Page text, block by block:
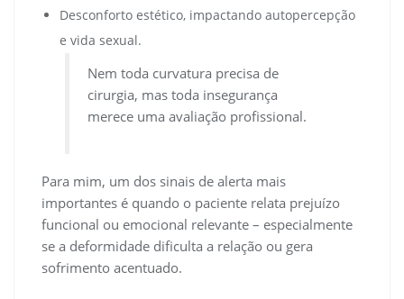
Desconforto estético, impactando autopercepção
e vida sexual.
Nem toda curvatura precisa de
cirurgia, mas toda insegurança
merece uma avaliação profissional.
Para mim, um dos sinais de alerta mais
importantes é quando o paciente relata prejuízo
funcional ou emocional relevante – especialmente
se a deformidade dificulta a relação ou gera
sofrimento acentuado.